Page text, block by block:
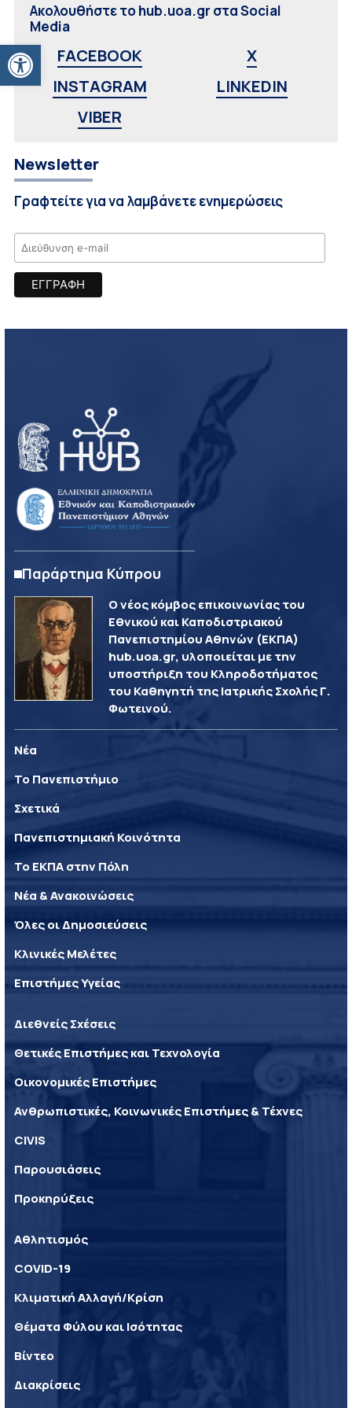
Ανοίξτε τη γραμμή εργαλείων
Ακολουθήστε το hub.uoa.gr στα Social
Media
FACEBOOK
X
INSTAGRAM
LINKEDIN
VIBER
Newsletter
Γραφτείτε για να λαμβάνετε ενημερώσεις
Παράρτημα Κύπρου
Ο νέος κόμβος επικοινωνίας του
Εθνικού και Καποδιστριακού
Πανεπιστημίου Αθηνών (ΕΚΠΑ)
hub.uoa.gr, υλοποιείται με την
υποστήριξη του Κληροδοτήματος
του Καθηγητή της Ιατρικής Σχολής Γ.
Φωτεινού.
Νέα
Το Πανεπιστήμιο
Σχετικά
Πανεπιστημιακή Κοινότητα
Το ΕΚΠΑ στην Πόλη
Νέα & Ανακοινώσεις
Όλες οι Δημοσιεύσεις
Κλινικές Μελέτες
Επιστήμες Υγείας
Διεθνείς Σχέσεις
Θετικές Επιστήμες και Τεχνολογία
Οικονομικές Επιστήμες
Ανθρωπιστικές, Κοινωνικές Επιστήμες & Τέχνες
CIVIS
Παρουσιάσεις
Προκηρύξεις
Αθλητισμός
COVID-19
Κλιματική Αλλαγή/Κρίση
Θέματα Φύλου και Ισότητας
Βίντεο
Διακρίσεις